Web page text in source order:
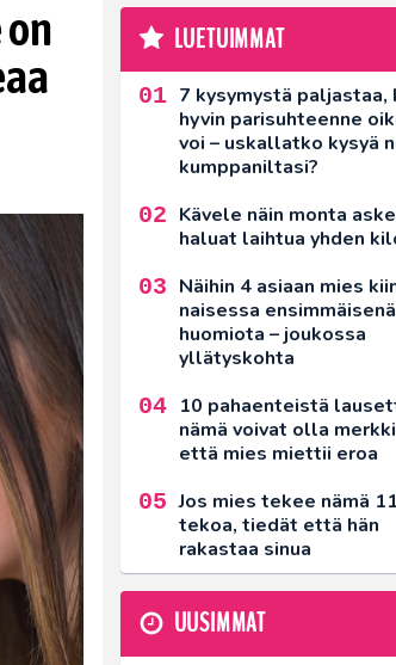
LUETUIMMAT
7 kysymystä paljastaa,
hyvin parisuhteenne
voi – uskallatko kysyä
kumppaniltasi?
Kävele näin monta
haluat laihtua yhden
Näihin 4 asiaan mies
naisessa ensimmäisenä
huomiota – joukossa
yllätyskohta
10 pahaenteistä
nämä voivat olla
että mies miettii eroa
Jos mies tekee nämä 11
tekoa, tiedät että hän
rakastaa sinua
UUSIMMAT